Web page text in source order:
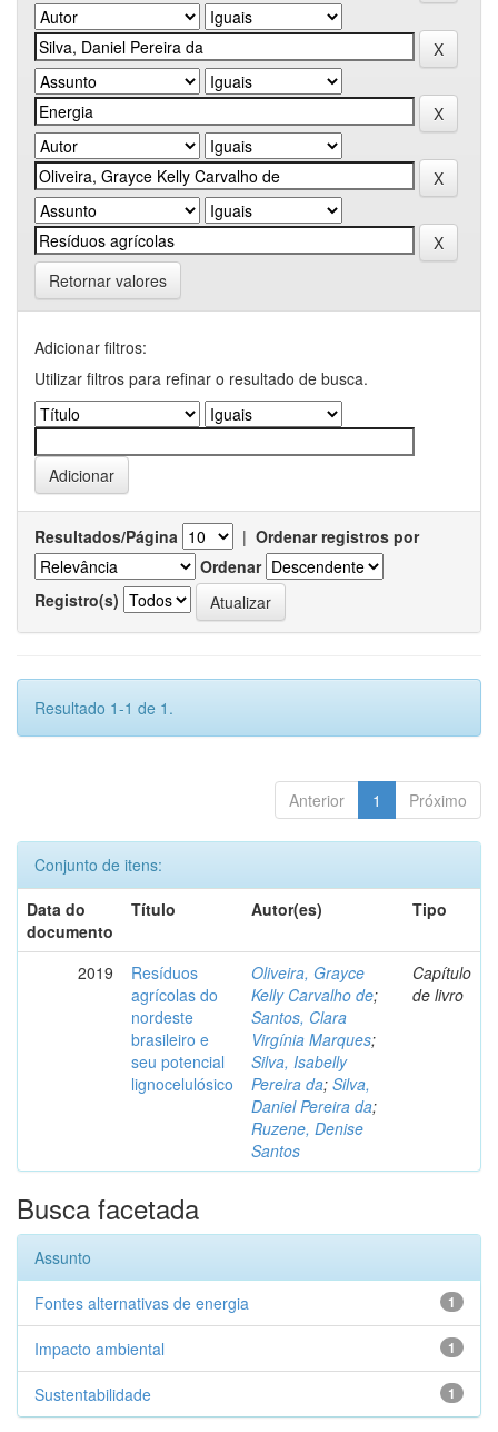
Retornar valores
Adicionar filtros:
Utilizar filtros para refinar o resultado de busca.
Resultados/Página | Ordenar registros por
Ordenar
Registro(s)
Resultado 1-1 de 1.
Anterior 1 Próximo
Conjunto de itens:
Data do
documento
Título Autor(es) Tipo
2019
Resíduos
agrícolas do
nordeste
brasileiro e
seu potencial
lignocelulósico
Oliveira, Grayce
Kelly Carvalho de;
Santos, Clara
Virgínia Marques;
Silva, Isabelly
Pereira da; Silva,
Daniel Pereira da;
Ruzene, Denise
Santos
Capítulo
de livro
Busca facetada
Assunto
1
Fontes alternativas de energia
1
Impacto ambiental
1
Sustentabilidade